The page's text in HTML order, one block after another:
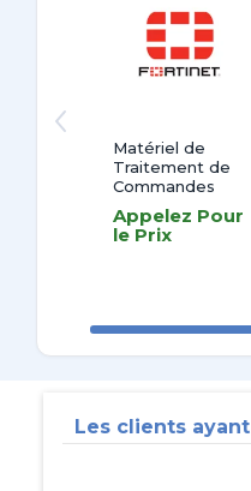
Matériel de
Traitement de
Commandes
Appelez Pour
le Prix
Les clients